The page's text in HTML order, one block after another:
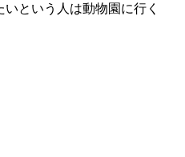
という人は動物園に行く